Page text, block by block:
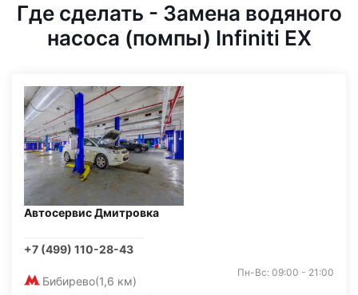
Где сделать - Замена водяного
насоса (помпы) Infiniti EX
Автосервис Дмитровка
+7 (499) 110-28-43
Бибирево(1,6 км)
Пн-Вс: 09:00 - 21:00